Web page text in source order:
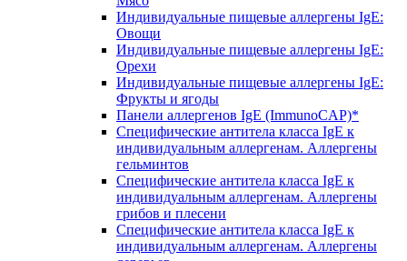
Индивидуальные пищевые аллергены IgE:
Овощи
Индивидуальные пищевые аллергены IgE:
Орехи
Индивидуальные пищевые аллергены IgE:
Фрукты и ягоды
Панели аллергенов IgE (ImmunoCAP)*
Специфические антитела класса IgE к
индивидуальным аллергенам. Аллергены
гельминтов
Специфические антитела класса IgE к
индивидуальным аллергенам. Аллергены
грибов и плесени
Специфические антитела класса IgE к
индивидуальным аллергенам. Аллергены